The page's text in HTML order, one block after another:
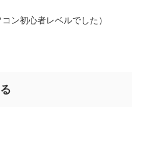
ン初心者レベルでした）